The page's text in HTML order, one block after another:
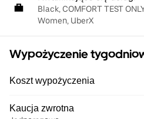
Black, COMFORT TEST
Women, UberX
Wypożyczenie
Koszt wypożyczenia
Kaucja zwrotna